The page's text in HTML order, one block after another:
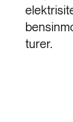
turer.